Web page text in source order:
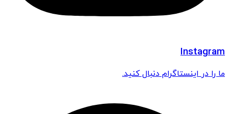
Instagram
ما را در اینستاگرام دنبال کنید.